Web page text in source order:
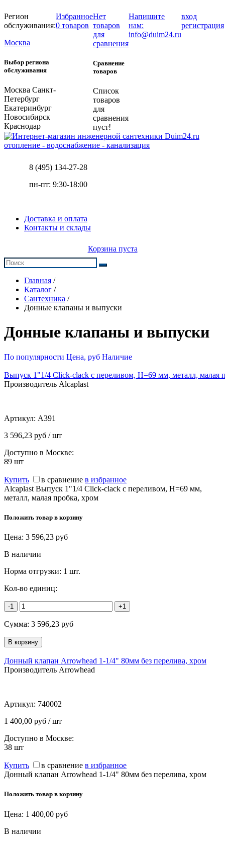
Регион
обслуживания:
Москва
Выбор региона
обслуживания
Москва Санкт-
Петербург
Екатеринбург
Новосибирск
Краснодар
Избранное
0 товаров
Нет
товаров
для
сравнения
Сравнение
товаров
Список
товаров
для
сравнения
пуст!
Напишите
нам:
info@duim24.ru
вход
регистрация
отопление - водоснабжение - канализация
8 (495) 134-27-28
пн-пт: 9:30-18:00
Доставка и оплата
Контакты и склады
Корзина пуста
Главная /
Каталог /
Сантехника /
Донные клапаны и выпуски
Донные клапаны и выпуски
По популярности Цена, руб Наличие
Выпуск 1"1/4 Click-clack с переливом, H=69 мм, металл, малая
Производитель Alcaplast
Артикул: A391
3 596,23 руб / шт
Доступно в Москве:
89 шт
Купить в сравнение в избранное
Alcaplast Выпуск 1"1/4 Click-clack с переливом, H=69 мм,
металл, малая пробка, хром
Положить товар в корзину
Цена: 3 596,23 руб
В наличии
Норма отгрузки: 1 шт.
Кол-во единиц:
-1 +1
Сумма: 3 596,23 руб
Донный клапан Arrowhead 1-1/4" 80мм без перелива, хром
Производитель Arrowhead
Артикул: 740002
1 400,00 руб / шт
Доступно в Москве:
38 шт
Купить в сравнение в избранное
Донный клапан Arrowhead 1-1/4" 80мм без перелива, хром
Положить товар в корзину
Цена: 1 400,00 руб
В наличии